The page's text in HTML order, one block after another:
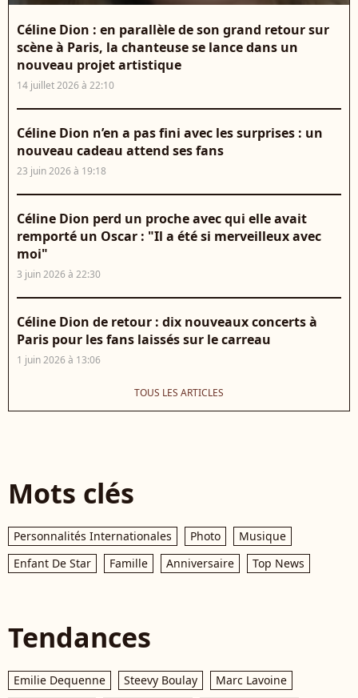
Céline Dion : en parallèle de son grand retour sur
scène à Paris, la chanteuse se lance dans un
nouveau projet artistique
14 juillet 2026 à 22:10
Céline Dion n’en a pas fini avec les surprises : un
nouveau cadeau attend ses fans
23 juin 2026 à 19:18
Céline Dion perd un proche avec qui elle avait
remporté un Oscar : "Il a été si merveilleux avec
moi"
3 juin 2026 à 22:30
Céline Dion de retour : dix nouveaux concerts à
Paris pour les fans laissés sur le carreau
1 juin 2026 à 13:06
TOUS LES ARTICLES
Mots clés
Personnalités Internationales Photo
Musique
Enfant De Star
Famille Anniversaire Top News
Tendances
Emilie Dequenne Steevy Boulay
Marc Lavoine